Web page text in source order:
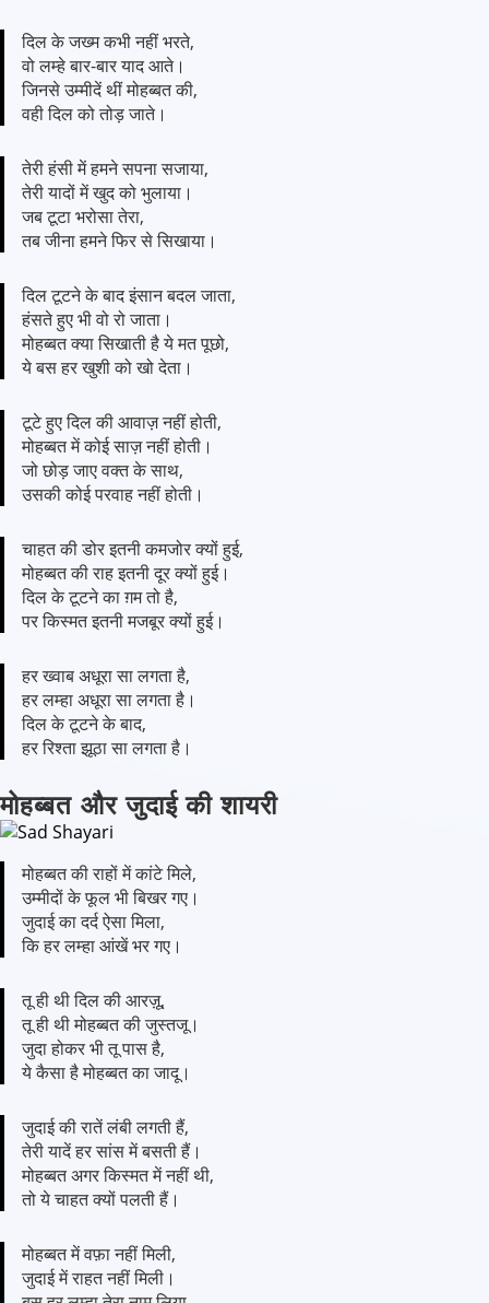
दिल के जख्म कभी नहीं भरते,
वो लम्हे बार-बार याद आते।
जिनसे उम्मीदें थीं मोहब्बत की,
वही दिल को तोड़ जाते।
तेरी हंसी में हमने सपना सजाया,
तेरी यादों में खुद को भुलाया।
जब टूटा भरोसा तेरा,
तब जीना हमने फिर से सिखाया।
दिल टूटने के बाद इंसान बदल जाता,
हंसते हुए भी वो रो जाता।
मोहब्बत क्या सिखाती है ये मत पूछो,
ये बस हर खुशी को खो देता।
टूटे हुए दिल की आवाज़ नहीं होती,
मोहब्बत में कोई साज़ नहीं होती।
जो छोड़ जाए वक्त के साथ,
उसकी कोई परवाह नहीं होती।
चाहत की डोर इतनी कमजोर क्यों हुई,
मोहब्बत की राह इतनी दूर क्यों हुई।
दिल के टूटने का ग़म तो है,
पर किस्मत इतनी मजबूर क्यों हुई।
हर ख्वाब अधूरा सा लगता है,
हर लम्हा अधूरा सा लगता है।
दिल के टूटने के बाद,
हर रिश्ता झूठा सा लगता है।
मोहब्बत और जुदाई की शायरी
मोहब्बत की राहों में कांटे मिले,
उम्मीदों के फूल भी बिखर गए।
जुदाई का दर्द ऐसा मिला,
कि हर लम्हा आंखें भर गए।
तू ही थी दिल की आरज़ू,
तू ही थी मोहब्बत की जुस्तजू।
जुदा होकर भी तू पास है,
ये कैसा है मोहब्बत का जादू।
जुदाई की रातें लंबी लगती हैं,
तेरी यादें हर सांस में बसती हैं।
मोहब्बत अगर किस्मत में नहीं थी,
तो ये चाहत क्यों पलती हैं।
मोहब्बत में वफ़ा नहीं मिली,
जुदाई में राहत नहीं मिली।